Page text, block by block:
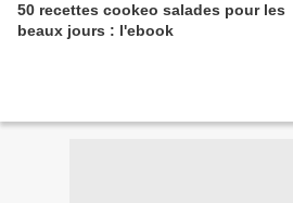
50 recettes cookeo salades pour les
beaux jours : l'ebook